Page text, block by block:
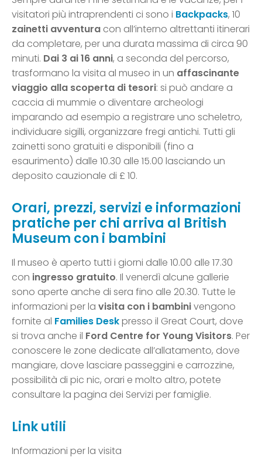
visitatori più intraprendenti ci sono i Backpacks, 10
zainetti avventura con all’interno altrettanti itinerari
da completare, per una durata massima di circa 90
minuti. Dai 3 ai 16 anni, a seconda del percorso,
trasformano la visita al museo in un affascinante
viaggio alla scoperta di tesori: si può andare a
caccia di mummie o diventare archeologi
imparando ad esempio a registrare uno scheletro,
individuare sigilli, organizzare fregi antichi. Tutti gli
zainetti sono gratuiti e disponibili (fino a
esaurimento) dalle 10.30 alle 15.00 lasciando un
deposito cauzionale di £ 10.
Orari, prezzi, servizi e informazioni
pratiche per chi arriva al British
Museum con i bambini
Il museo è aperto tutti i giorni dalle 10.00 alle 17.30
con ingresso gratuito. Il venerdì alcune gallerie
sono aperte anche di sera fino alle 20.30. Tutte le
informazioni per la visita con i bambinivengono
fornite al Families Deskpresso il Great Court, dove
si trova anche il Ford Centre for Young Visitors. Per
conoscere le zone dedicate all’allatamento, dove
mangiare, dove lasciare passeggini e carrozzine,
possibilità di pic nic, orari e molto altro, potete
consultare la pagina dei Servizi per famiglie.
Link utili
Informazioni per la visita